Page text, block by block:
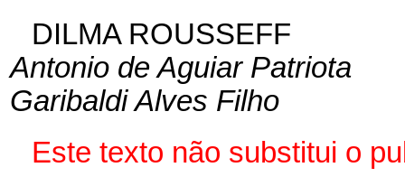
DILMA ROUSSEFF
Antonio de Aguiar Patriota
Garibaldi Alves Filho
Este texto não substitui o